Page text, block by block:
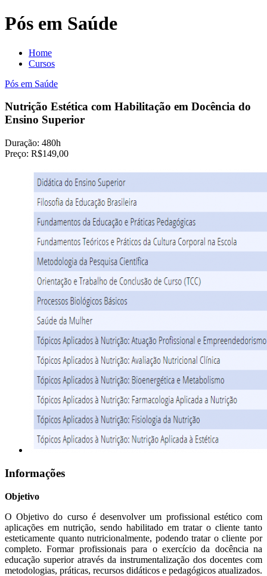
Pós em Saúde
Home
Cursos
Pós em Saúde
Nutrição Estética com Habilitação em Docência do
Ensino Superior
Duração: 480h
Preço: R$149,00
Informações
Objetivo
O Objetivo do curso é desenvolver um profissional estético com
aplicações em nutrição, sendo habilitado em tratar o cliente tanto
esteticamente quanto nutricionalmente, podendo tratar o cliente por
completo. Formar profissionais para o exercício da docência na
educação superior através da instrumentalização dos docentes com
metodologias, práticas, recursos didáticos e pedagógicos atualizados.